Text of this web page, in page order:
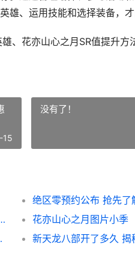
雄、运用技能和选择装备，
、花亦山心之月SR值提升方
15
没有了！
带你了解游戏内物品真实售价
花亦山心之月图片小季
战术攻略